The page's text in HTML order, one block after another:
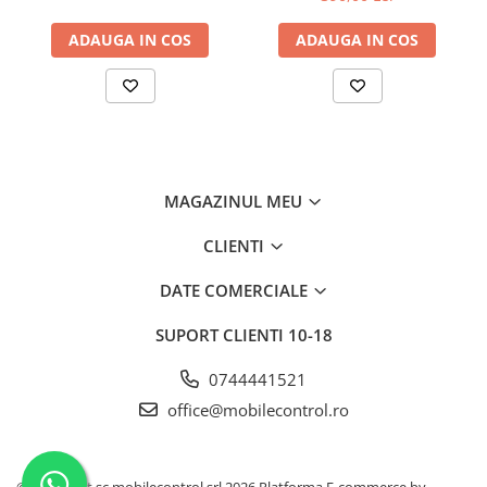
ADAUGA IN COS ADAUGA IN COS
MAGAZINUL MEU
CLIENTI
DATE COMERCIALE
SUPORT CLIENTI 10-18
0744441521
office@mobilecontrol.ro